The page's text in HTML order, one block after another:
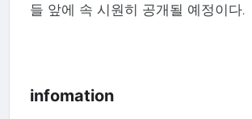
들 앞에 속 시원히 공개될 예정이다.
infomation